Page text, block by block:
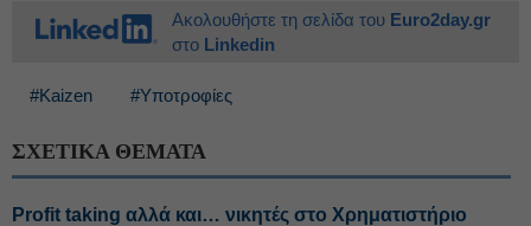
Ακολουθήστε τη σελίδα του Euro2day.gr
στο Linkedin
#Kaizen #Υποτροφίες
ΣΧΕΤΙΚΑ ΘΕΜΑΤΑ
Profit taking αλλά και… νικητές στο Χρηματιστήριο